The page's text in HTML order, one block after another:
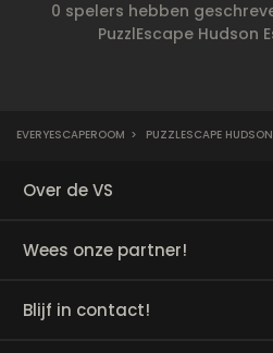
0 spelers hebben
PuzzlEscape Hudson
EVERYESCAPEROOM > PUZZLESCAPE HUDSON
Over de VS
Wees onze partner!
Blijf in contact!